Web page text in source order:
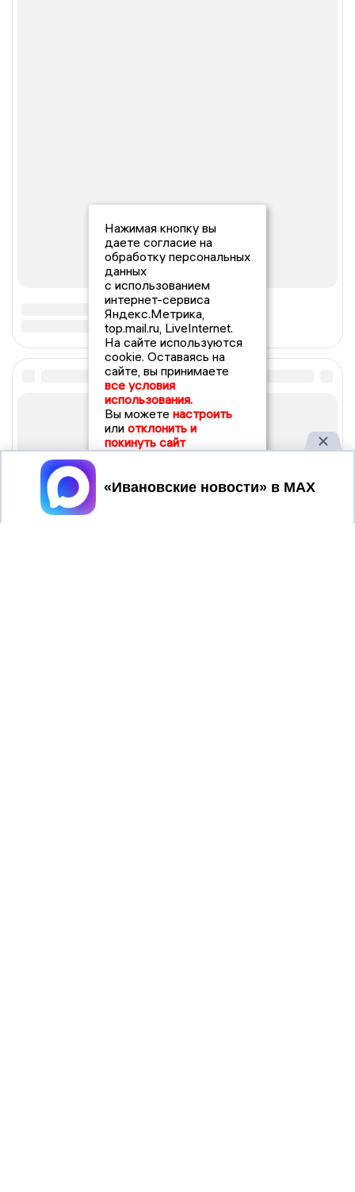
Нажимая кнопку вы
даете согласие на
обработку персональных
данных
с использованием
интернет-сервиса
Яндекс.Метрика,
top.mail.ru, LiveInternet.
На сайте используются
cookie. Оставаясь на
сайте, вы принимаете
все условия
использования.
Вы можете настроить
или отклонить и
покинуть сайт
Принять